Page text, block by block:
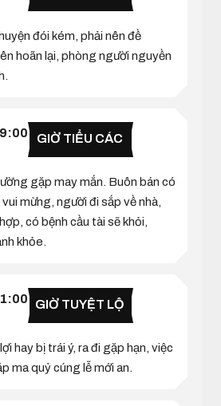
đói kém, phải nên đề
hoãn lại, phòng người nguyền
GIỜ TIỂU CÁC
gặp may mắn. Buôn bán có
mừng, người đi sắp về nhà,
có bệnh cầu tài sẽ khỏi,
khỏe.
GIỜ TUYỆT LỘ
hay bị trái ý, ra đi gặp hạn, việc
ma quỷ cúng lễ mới an.